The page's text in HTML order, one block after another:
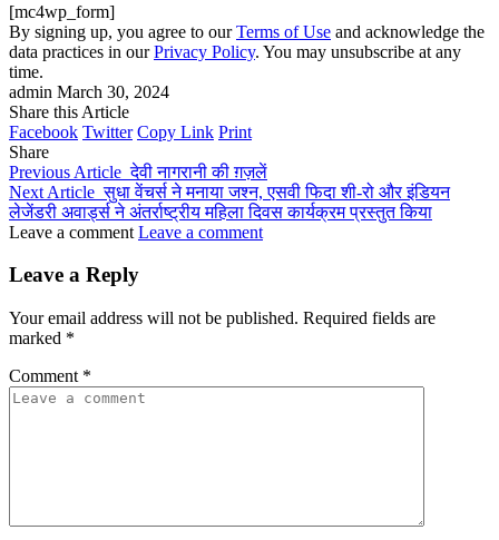
[mc4wp_form]
By signing up, you agree to ourTerms of Use and acknowledge the
data practices in ourPrivacy Policy. You may unsubscribe at any
time.
admin March 30, 2024
Share this Article
Facebook Twitter Copy Link Print
Share
Previous Article देवी नागरानी की ग़ज़लें
Next Article सुधा वेंचर्स ने मनाया जश्न, एसवी फिदा शी-रो और इंडियन
लेजेंडरी अवार्ड्स ने अंतर्राष्ट्रीय महिला दिवस कार्यक्रम प्रस्तुत किया
Leave a comment Leave a comment
Leave a Reply
Your email address will not be published. Required fields are
marked *
Comment *